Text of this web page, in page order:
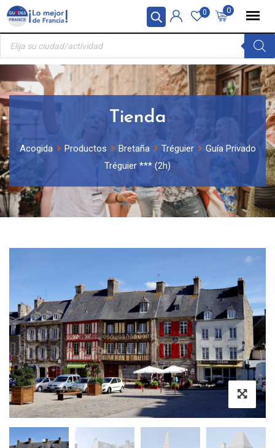
Panel de gestión de cookies
Skip
content
0
0
Búsqueda
productos
Tienda
Acogida Productos Bretaña Tréguier
Guía Privado
Tréguier *** (2h)